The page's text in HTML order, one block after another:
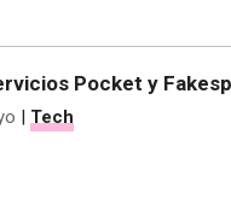
Pocket y
| Tech